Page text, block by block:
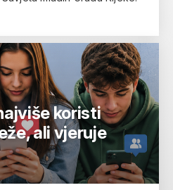
koristi
ali vjeruje